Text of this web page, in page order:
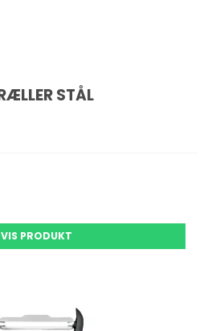
STÅL
VIS PRODUKT